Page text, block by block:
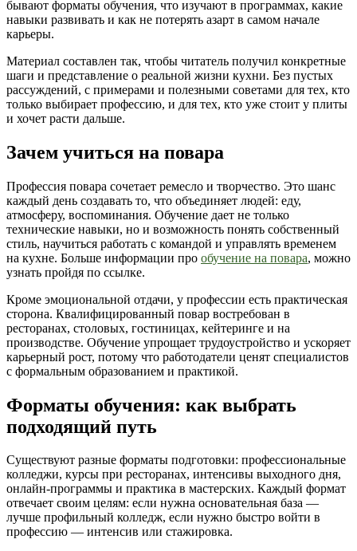
бывают форматы обучения, что изучают в программах, какие
навыки развивать и как не потерять азарт в самом начале
карьеры.
Материал составлен так, чтобы читатель получил конкретные
шаги и представление о реальной жизни кухни. Без пустых
рассуждений, с примерами и полезными советами для тех, кто
только выбирает профессию, и для тех, кто уже стоит у плиты
и хочет расти дальше.
Зачем учиться на повара
Профессия повара сочетает ремесло и творчество. Это шанс
каждый день создавать то, что объединяет людей: еду,
атмосферу, воспоминания. Обучение дает не только
технические навыки, но и возможность понять собственный
стиль, научиться работать с командой и управлять временем
на кухне. Больше информации про обучение на повара, можно
узнать пройдя по ссылке.
Кроме эмоциональной отдачи, у профессии есть практическая
сторона. Квалифицированный повар востребован в
ресторанах, столовых, гостиницах, кейтеринге и на
производстве. Обучение упрощает трудоустройство и ускоряет
карьерный рост, потому что работодатели ценят специалистов
с формальным образованием и практикой.
Форматы обучения: как выбрать
подходящий путь
Существуют разные форматы подготовки: профессиональные
колледжи, курсы при ресторанах, интенсивы выходного дня,
онлайн-программы и практика в мастерских. Каждый формат
отвечает своим целям: если нужна основательная база —
лучше профильный колледж, если нужно быстро войти в
профессию — интенсив или стажировка.